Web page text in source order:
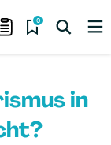
0
in